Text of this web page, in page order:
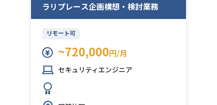
ラリプレース企画構想・検討業務
リモート可
~720,000円/月
セキュリティエンジニア